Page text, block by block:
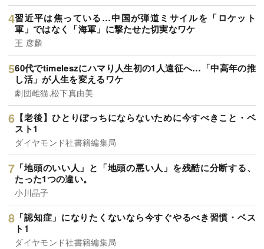
習近平は焦っている…中国が弾道ミサイルを「ロケット
軍」ではなく「海軍」に撃たせた切実なワケ
王 彦麟
60代でtimeleszにハマり人生初の1人遠征へ…「中高年の推
し活」が人生を変えるワケ
劇団雌猫,松下真由美
【老後】ひとりぼっちにならないために今すべきこと・ベ
スト1
ダイヤモンド社書籍編集局
「地頭のいい人」と「地頭の悪い人」を残酷に分断する、
たった1つの違い。
小川晶子
「認知症」になりたくないなら今すぐやるべき習慣・ベス
ト1
ダイヤモンド社書籍編集局